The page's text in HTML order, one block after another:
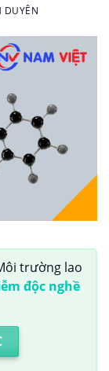
DUYÊN
trường lao
độc nghề